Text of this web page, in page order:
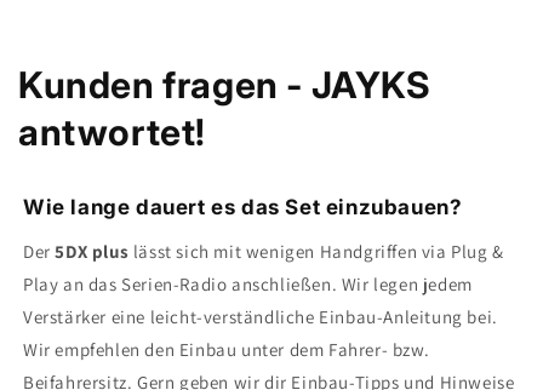
Kunden fragen - JAYKS
antwortet!
Wie lange dauert es das Set einzubauen?
Der5DX plus lässt sich mit wenigen Handgriffen via Plug &
Play an das Serien-Radio anschließen. Wir legen jedem
Verstärker eine leicht-verständliche Einbau-Anleitung bei.
Wir empfehlen den Einbau unter dem Fahrer- bzw.
Beifahrersitz. Gern geben wir dir Einbau-Tipps und Hinweise